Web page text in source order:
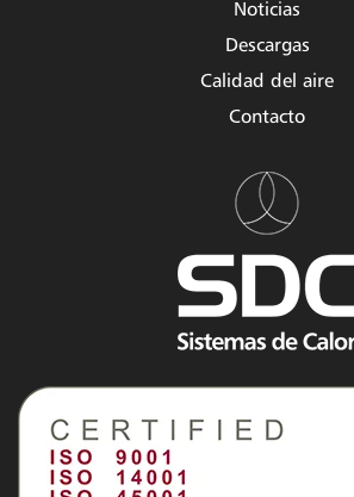
Noticias
Descargas
Calidad del aire
Contacto